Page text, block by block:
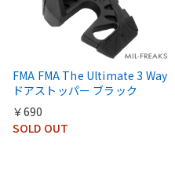
FMA FMA The Ultimate 3 Way
ドアストッパー ブラック
￥690
SOLD OUT